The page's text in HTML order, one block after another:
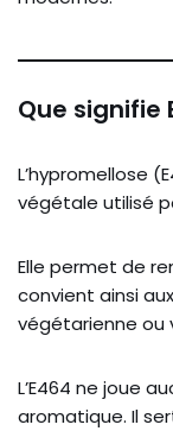
Que signifie
L’hypromellose
végétale utilisé
Elle permet de
convient ainsi
végétarienne ou
L’E464 ne joue
aromatique. Il